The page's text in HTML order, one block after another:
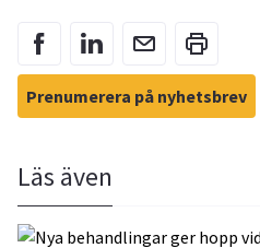
Prenumerera på nyhetsbrev
Läs även